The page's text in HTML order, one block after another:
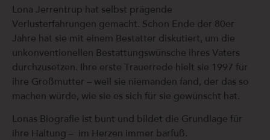
Lona Jerrentrup hat selbst prägende
Verlusterfahrungen gemacht. Schon Ende der 80er
Jahre hat sie mit einem Bestatter diskutiert, um die
unkonventionellen Bestattungswünsche ihres Vaters
durchzusetzen.
Ihre erste Trauerrede hielt sie 1997 für
ihre Großmutter – weil sie niemanden fand, der das so
machen würde, wie sie es sich für sie gewünscht hat.
Lonas Biografie ist bunt und bildet die Grundlage für
ihre ​Haltung – im Herzen immer barfuß.